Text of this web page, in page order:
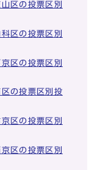
区の投票区別
区の投票区別
区の投票区別
の投票区別投
区の投票区別
区の投票区別